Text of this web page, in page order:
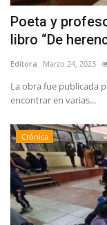
Política
Espectáculos
Poeta y
libro “De
Editora Marzo 24, 2023
La obra fue publicada
encontrar en varias...
Crónica